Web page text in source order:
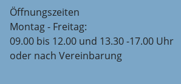
Öffnungszeiten
Montag - Freitag:
09.00 bis 12.00 und 13.30 -17.00 Uhr
oder nach Vereinbarung